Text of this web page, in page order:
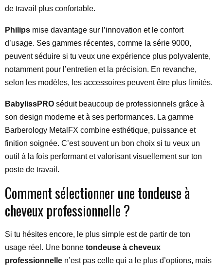
de travail plus confortable.
Philips mise davantage sur l’innovation et le confort
d’usage. Ses gammes récentes, comme la série 9000,
peuvent séduire si tu veux une expérience plus polyvalente,
notamment pour l’entretien et la précision. En revanche,
selon les modèles, les accessoires peuvent être plus limités.
BabylissPRO séduit beaucoup de professionnels grâce à
son design moderne et à ses performances. La gamme
Barberology MetalFX combine esthétique, puissance et
finition soignée. C’est souvent un bon choix si tu veux un
outil à la fois performant et valorisant visuellement sur ton
poste de travail.
Comment sélectionner une tondeuse à
cheveux professionnelle ?
Si tu hésites encore, le plus simple est de partir de ton
usage réel. Une bonne tondeuse à cheveux
professionnelle n’est pas celle qui a le plus d’options, mais